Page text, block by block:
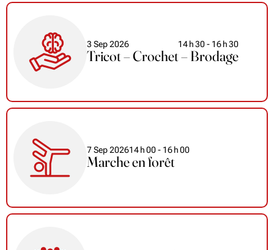
3 Sep 2026 14h30- 16h30
Tricot – Crochet – Brodage
7 Sep 202614h00- 16h00
Marche en forêt